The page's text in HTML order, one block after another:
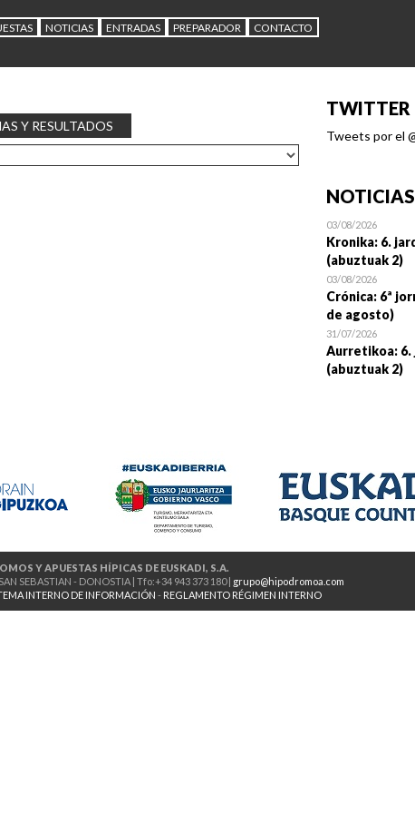
NOTICIAS ENTRADAS PREPARADOR CONTACTO
Y RESULTADOS
TWITTER
Tweets por el
NOTICIAS
03/08/2026
Kronika: 6.
(abuztuak 2)
03/08/2026
Crónica: 6ª
de agosto)
31/07/2026
Aurretikoa: 6.
(abuztuak 2)
Y APUESTAS HÍPICAS DE EUSKADI, S.A.
SEBASTIAN - DONOSTIA | Tfo:+34 943 373 180 | grupo@hipodromoa.com
INTERNO DE INFORMACIÓN - REGLAMENTO RÉGIMEN INTERNO